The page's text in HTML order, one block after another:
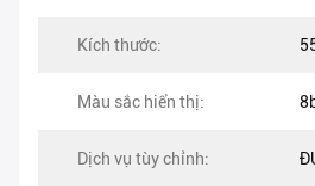
Kích thước:
Màu sắc hiển thị:
Dịch vụ tùy chỉnh: